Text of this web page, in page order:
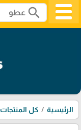
search
الرئيسية كل المنتجات